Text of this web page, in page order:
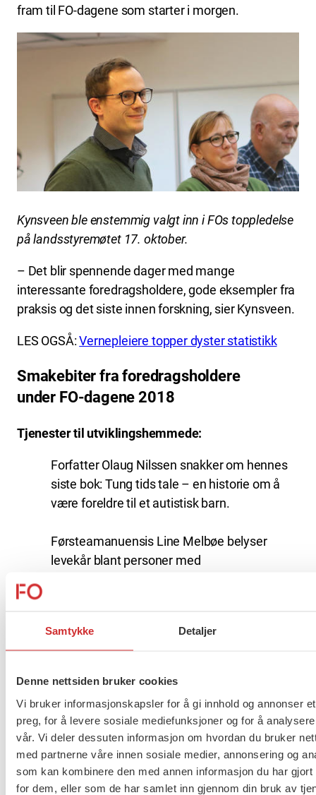
Samtykke Detaljer
Denne nettsiden bruker cookies
Vi bruker informasjonskapsler for å gi innhold og annonser
preg, for å levere sosiale mediefunksjoner og for å
vår. Vi deler dessuten informasjon om hvordan du bruker
med partnerne våre innen sosiale medier, annonsering og
som kan kombinere den med annen informasjon du har gjort
for dem, eller som de har samlet inn gjennom din bruk av
fram til FO-dagene som starter i morgen.
Kynsveen ble enstemmig valgt inn i FOs toppledelse
på landsstyremøtet 17. oktober.
– Det blir spennende dager med mange
interessante foredragsholdere, gode eksempler fra
praksis og det siste innen forskning, sier Kynsveen.
LES OGSÅ:Vernepleiere topper dyster statistikk
Smakebiter fra foredragsholdere
under FO-dagene 2018
Tjenester til utviklingshemmede:
Forfatter Olaug Nilssen snakker om hennes
siste bok: Tung tids tale – en historie om å
være foreldre til et autistisk barn.
Førsteamanuensis Line Melbøe belyser
levekår blant personer med
om vernepleiere har en rolle i eldreomsorgen.
«Slik vil jeg ha det!» er Norges første
utviklingshemning er aktivt involvert som
medforskere i alle delene av
forskningsprosessen. Flere av forskerne
forteller om suksessfaktorer og utfordringene
med et slikt prosjekt.